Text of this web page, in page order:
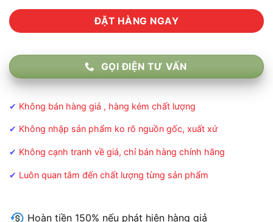
ĐẶT HÀNG NGAY
GỌI ĐIỆN TƯ VẤN
✔ Không bán hàng giả , hàng kém chất lượng
✔ Không nhập sản phẩm ko rõ nguồn gốc, xuất xứ
✔ Không cạnh tranh về giá, chỉ bán hàng chính hãng
✔ Luôn quan tâm đến chất lượng từng sản phẩm
Hoàn tiền 150% nếu phát hiện hàng giả